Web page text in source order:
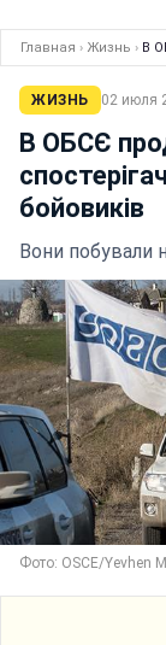
Главная › Жизнь › В
ЖИЗНЬ 02 июля
В ОБСЄ
бойовиків
Вони побували
Фото: OSCE/Yevhen